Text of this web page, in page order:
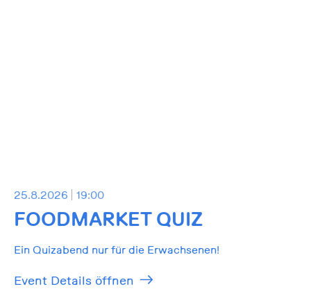
25.8.2026 19:00
FOODMARKET QUIZ
Ein Quizabend nur für die Erwachsenen!
Event Details öffnen